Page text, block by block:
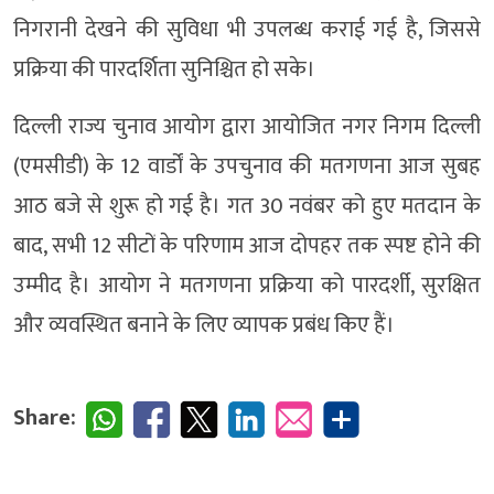
निगरानी देखने की सुविधा भी उपलब्ध कराई गई है, जिससे
प्रक्रिया की पारदर्शिता सुनिश्चित हो सके।
दिल्ली राज्य चुनाव आयोग द्वारा आयोजित नगर निगम दिल्ली
(एमसीडी) के 12 वार्डों के उपचुनाव की मतगणना आज सुबह
आठ बजे से शुरू हो गई है। गत 30 नवंबर को हुए मतदान के
बाद, सभी 12 सीटों के परिणाम आज दोपहर तक स्पष्ट होने की
उम्मीद है। आयोग ने मतगणना प्रक्रिया को पारदर्शी, सुरक्षित
और व्यवस्थित बनाने के लिए व्यापक प्रबंध किए हैं।
Share: